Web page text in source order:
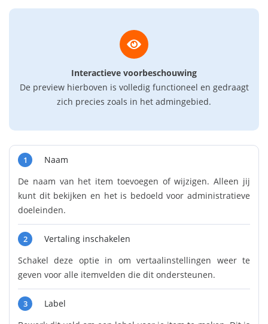
Interactieve voorbeschouwing
De preview hierboven is volledig functioneel en gedraagt
zich precies zoals in het admingebied.
1
Naam
De naam van het item toevoegen of wijzigen. Alleen jij
kunt dit bekijken en het is bedoeld voor administratieve
doeleinden.
2
Vertaling inschakelen
Schakel deze optie in om vertaalinstellingen weer te
geven voor alle itemvelden die dit ondersteunen.
3
Label